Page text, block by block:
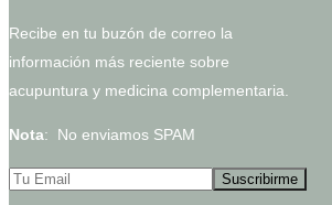
Recibe en tu buzón de correo la
información más reciente sobre
acupuntura y medicina complementaria.
Nota: No enviamos SPAM